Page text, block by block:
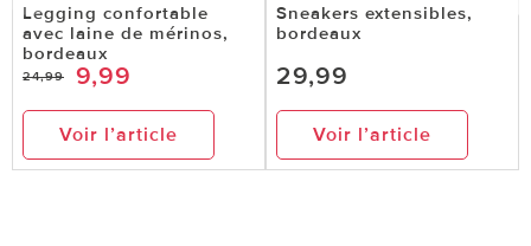
Legging confortable
avec laine de mérinos,
bordeaux
24,99 9,99
Voir l’article
Sneakers extensibles,
bordeaux
29,99
Voir l’article